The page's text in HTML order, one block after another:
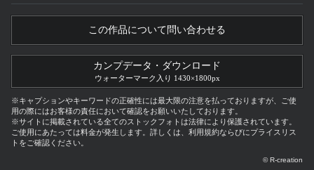
この作品について問い合わせる
カンプデータ・ダウンロード
ウォーターマーク入り 1430×1800px
※キャプションやキーワードの正確性には最大限の注意を払っておりますが、ご使
用の際にはお客様の責任において確認をお願いいたしております。
※サイトに掲載されている全てのストックフォトは法律により保護されています。
ご使用にあたっては料金が発生します。詳しくは、利用規約ならびにプライスリス
トをご確認ください。
© R-creation